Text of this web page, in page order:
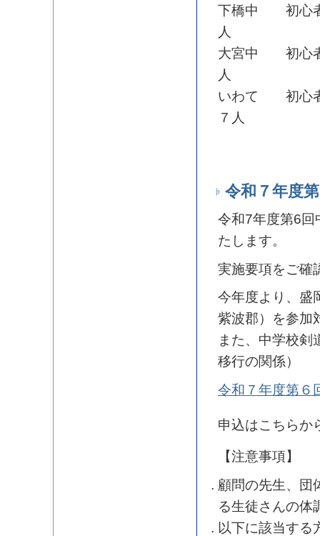
下橋中 初心者
人
大宮中 初心者
人
いわて 初心者
７人
令和７年度
令和7年度第6回
たします。
実施要項をご確
今年度より、盛
紫波郡）を参加
また、中学校剣
移行の関係）
令和７年度第６
申込はこちら
【注意事項】
顧問の先生、団
る生徒さんの体
以下に該当する